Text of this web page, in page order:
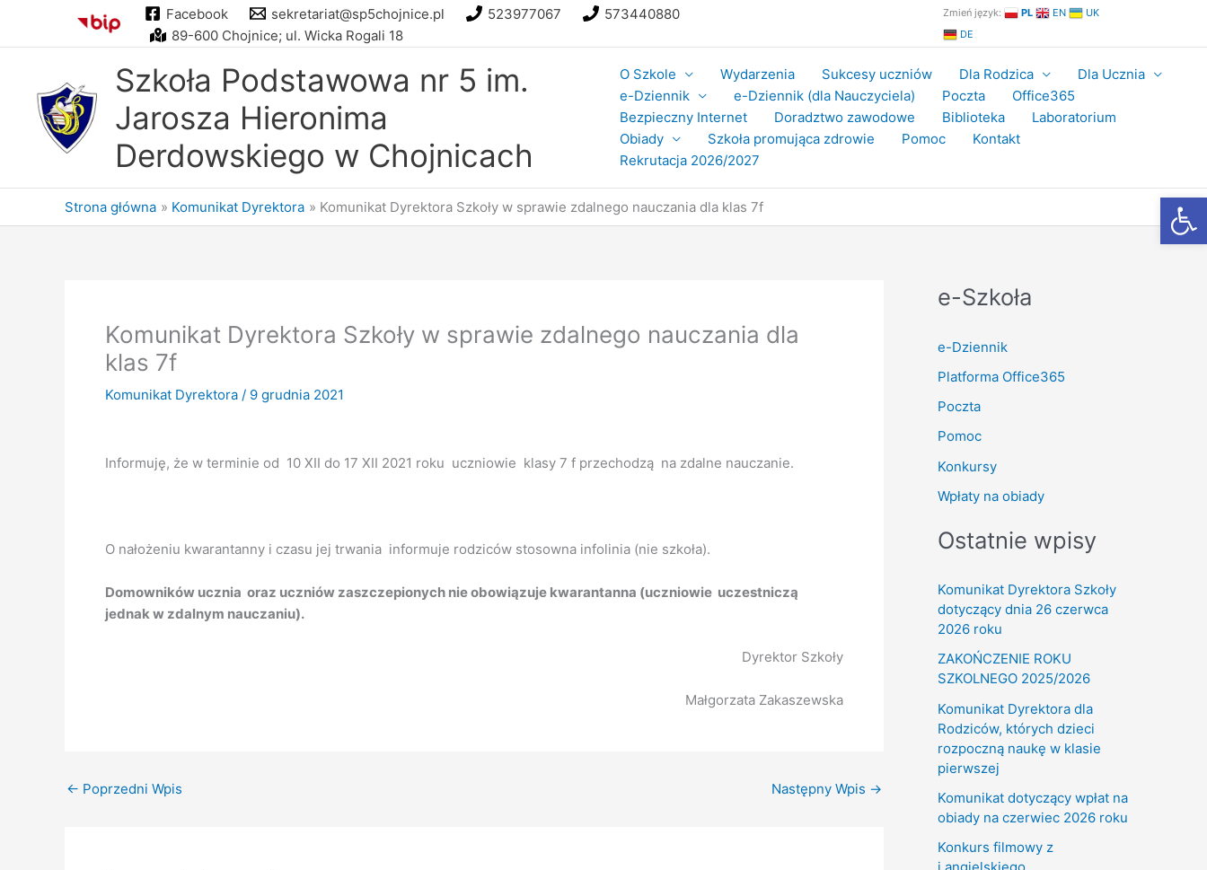
treści
Facebook sekretariat@sp5chojnice.pl 523977067
573440880
89-600 Chojnice; ul. Wicka Rogali 18
Zmień język: PL EN
UK
DE
Szkoła Podstawowa nr 5 im.
Jarosza Hieronima
Derdowskiego w Chojnicach
O Szkole Wydarzenia Sukcesy uczniów Dla Rodzica
Dla Ucznia
e-Dziennik
e-Dziennik (dla Nauczyciela) Poczta
Office365
Bezpieczny Internet
Doradztwo zawodowe Biblioteka
Laboratorium
Obiady
Szkoła promująca zdrowie Pomoc
Kontakt
Rekrutacja 2026/2027
Strona główna Komunikat Dyrektora Komunikat Dyrektora Szkoły w sprawie zdalnego nauczania dla klas 7f
Komunikat Dyrektora Szkoły w sprawie zdalnego nauczania dla
klas 7f
Komunikat Dyrektora / 9 grudnia 2021
Informuję, że w terminie od 10 XII do 17 XII 2021 roku uczniowie klasy 7 f przechodzą na zdalne nauczanie.
O nałożeniu kwarantanny i czasu jej trwania informuje rodziców stosowna infolinia (nie szkoła).
Domowników ucznia oraz uczniów zaszczepionych nie obowiązuje kwarantanna (uczniowie uczestniczą
jednak w zdalnym nauczaniu).
Dyrektor Szkoły
Małgorzata Zakaszewska
← Poprzedni Wpis Następny Wpis →
e-Szkoła
e-Dziennik
Platforma Office365
Poczta
Pomoc
Konkursy
Wpłaty na obiady
Ostatnie wpisy
Komunikat Dyrektora Szkoły
dotyczący dnia 26 czerwca
2026 roku
ZAKOŃCZENIE ROKU
SZKOLNEGO 2025/2026
Komunikat Dyrektora dla
Rodziców, których dzieci
rozpoczną naukę w klasie
pierwszej
Komunikat dotyczący wpłat na
obiady na czerwiec 2026 roku
Konkurs filmowy z